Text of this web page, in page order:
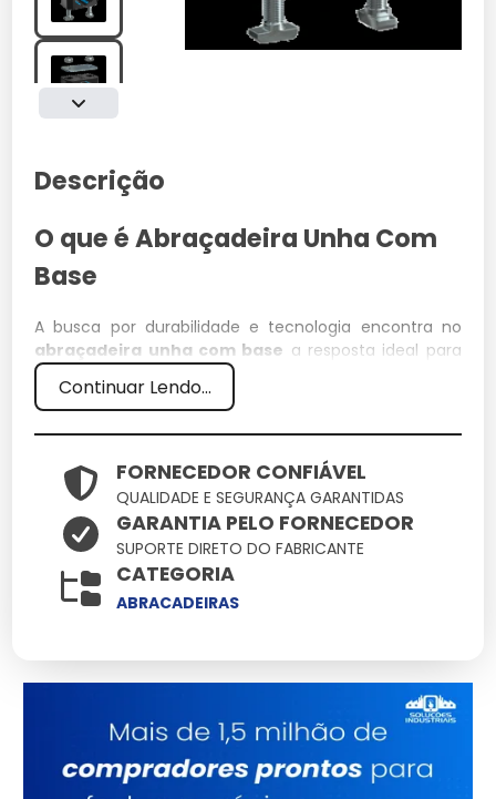
Descrição
O que é Abraçadeira Unha Com
Base
A busca por durabilidade e tecnologia encontra no
abraçadeira unha com base a resposta ideal para
demandas rigorosas. Aqui você encontra o suporte
técnico necessário para que o uso de abraçadeira
redução de custos operacionais.
Especificações Técnicas
Atributo
Detalhes
Material
Normas
com padrões de
segurança
Acabamento
Tratamento de
proteção UV
integrado
Continuar Lendo...
FORNECEDOR CONFIÁVEL
QUALIDADE E SEGURANÇA GARANTIDAS
GARANTIA PELO FORNECEDOR
SUPORTE DIRETO DO FABRICANTE
CATEGORIA
ABRACADEIRAS